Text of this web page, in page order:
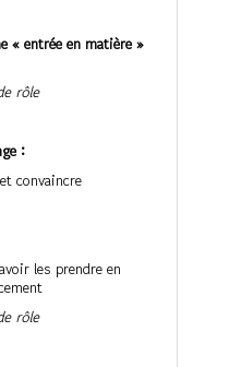
« entrée en matière »
rôle
:
convaincre
les prendre en
rôle